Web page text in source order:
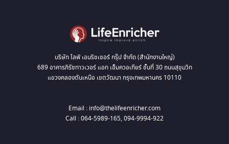
บริษัท ไลฟ์ เอนริชเชอร์ กรุ๊ป จำกัด (สำนักงานใหญ่)
689 อาคารภิรัชทาวเวอร์ แอท เอ็มควอเทียร์ ชั้นที่ 30 ถนนสุขุมวิท
แขวงคลองตันเหนือ เขตวัฒนา กรุงเทพมหานคร 10110
Email : info@thelifeenricher.com
Call : 064-5989-165, 094-9994-922